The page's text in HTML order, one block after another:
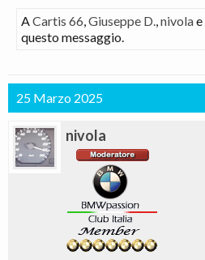
ACartis 66,Giuseppe D.,nivolae
questo messaggio.
25 Marzo 2025
nivola